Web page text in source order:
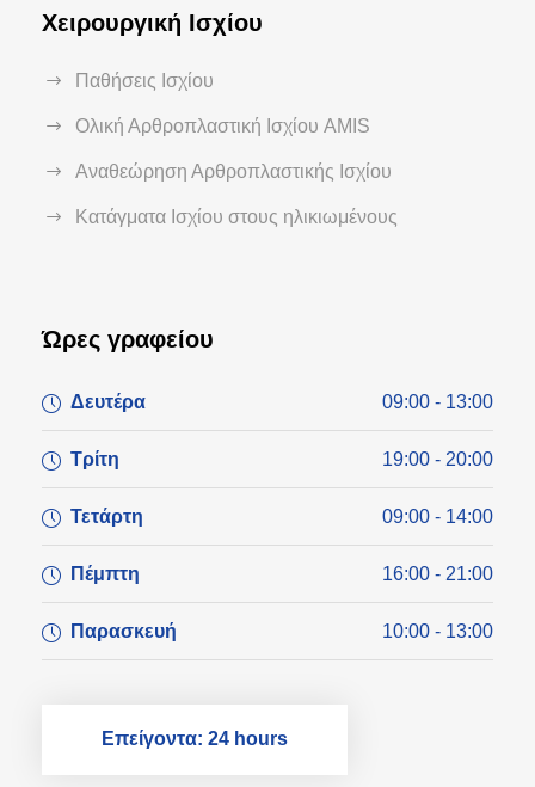
Χειρουργική Ισχίου
Παθήσεις Ισχίου
Ολική Αρθροπλαστική Ισχίου AMIS
Αναθεώρηση Αρθροπλαστικής Ισχίου
Κατάγματα Ισχίου στους ηλικιωμένους
Ώρες γραφείου
Δευτέρα 09:00 - 13:00
Τρίτη 19:00 - 20:00
Τετάρτη 09:00 - 14:00
Πέμπτη 16:00 - 21:00
Παρασκευή 10:00 - 13:00
Επείγοντα: 24 hours